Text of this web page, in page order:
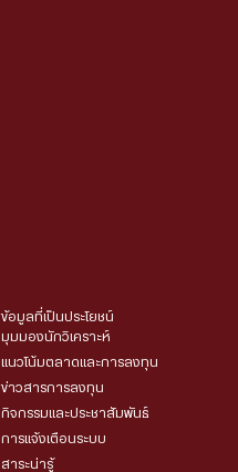
ข้อมูลที่เป็นประโยชน์
มุมมองนักวิเคราะห์
แนวโน้มตลาดและการลงทุน
ข่าวสารการลงทุน
กิจกรรมและประชาสัมพันธ์
การแจ้งเตือนระบบ
สาระน่ารู้